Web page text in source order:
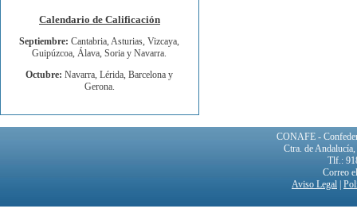
Calendario de Calificación
Septiembre: Cantabria, Asturias, Vizcaya,
Guipúzcoa, Álava, Soria y Navarra.
Octubre: Navarra, Lérida, Barcelona y
Gerona.
CONAFE -
Ctra. de
Tlf.:
Correo
Aviso Legal